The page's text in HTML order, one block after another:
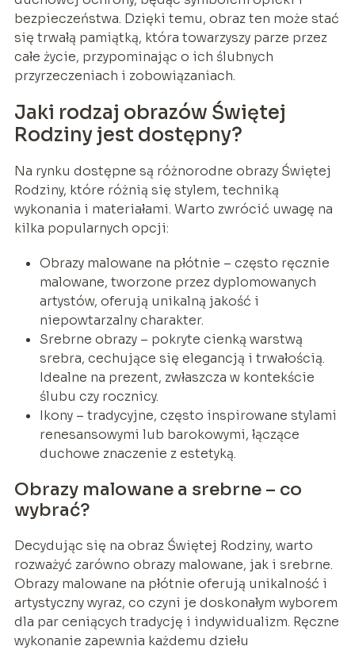
bezpieczeństwa. Dzięki temu, obraz ten może stać
się trwałą pamiątką, która towarzyszy parze przez
całe życie, przypominając o ich ślubnych
przyrzeczeniach i zobowiązaniach.
Jaki rodzaj obrazów Świętej
Rodziny jest dostępny?
Na rynku dostępne są różnorodne obrazy Świętej
Rodziny, które różnią się stylem, techniką
wykonania i materiałami. Warto zwrócić uwagę na
kilka popularnych opcji:
Obrazy malowane na płótnie – często ręcznie
malowane, tworzone przez dyplomowanych
artystów, oferują unikalną jakość i
niepowtarzalny charakter.
Srebrne obrazy – pokryte cienką warstwą
srebra, cechujące się elegancją i trwałością.
Idealne na prezent, zwłaszcza w kontekście
ślubu czy rocznicy.
Ikony – tradycyjne, często inspirowane stylami
renesansowymi lub barokowymi, łączące
duchowe znaczenie z estetyką.
Obrazy malowane a srebrne – co
wybrać?
Decydując się na obraz Świętej Rodziny, warto
rozważyć zarówno obrazy malowane, jak i srebrne.
Obrazy malowane na płótnie oferują unikalność i
artystyczny wyraz, co czyni je doskonałym wyborem
dla par ceniących tradycję i indywidualizm. Ręczne
wykonanie zapewnia każdemu dziełu